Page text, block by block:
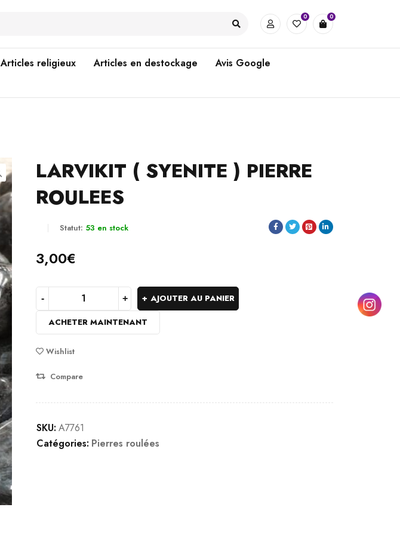
0 0
Articles religieux Articles en destockage
Avis Google
LARVIKIT ( SYENITE ) PIERRE
ROULEES
Statut: 53 en stock
3,00€
AJOUTER AU PANIER
ACHETER MAINTENANT
Wishlist
Compare
SKU: A7761
Catégories: Pierres roulées